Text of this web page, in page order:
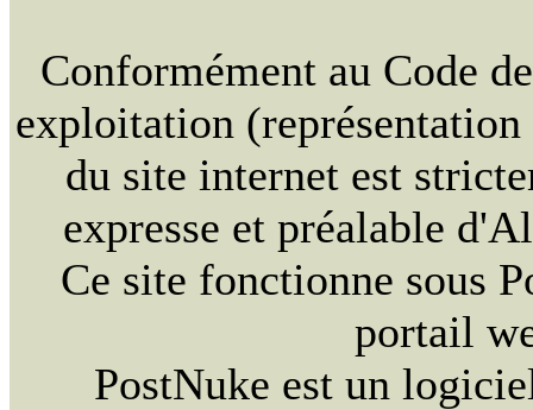
Conformément au Code
exploitation
du site internet est
expresse et préalable
Ce site fonctionne sous
portail
PostNuke est un